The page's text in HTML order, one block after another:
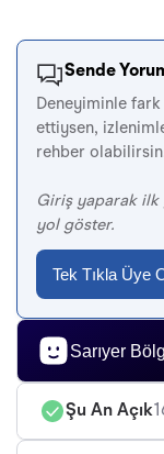
Sende
Deneyiminle
ettiysen,
rehber
Giriş yaparak ilk
yol göster.
Tek Tıkla Üye
Sarıyer
Şu An Açık